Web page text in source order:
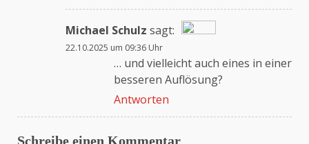
Michael Schulz sagt:
Das „Echte-Person“-Abzeichen!
Anti-Spam von CleanTalk
22.10.2025 um 09:36 Uhr
… und vielleicht auch eines in einer
besseren Auflösung?
Antworten
Schreibe einen Kommentar